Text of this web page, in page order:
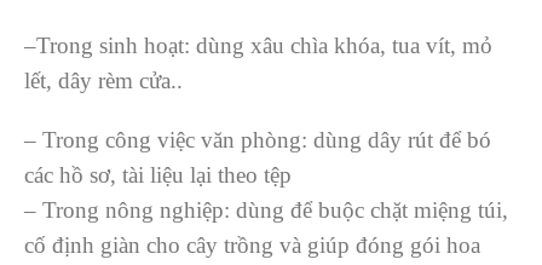
–Trong sinh hoạt: dùng xâu chìa khóa, tua vít, mỏ
lết, dây rèm cửa..
– Trong công việc văn phòng: dùng dây rút để bó
các hồ sơ, tài liệu lại theo tệp
– Trong nông nghiệp: dùng để buộc chặt miệng túi,
cố định giàn cho cây trồng và giúp đóng gói hoa